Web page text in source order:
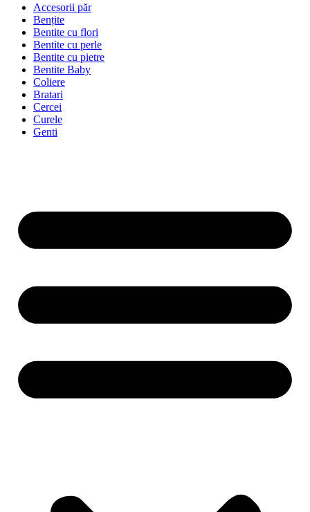
Accesorii păr
Bențite
Bentite cu flori
Bentite cu perle
Bentite cu pietre
Bentite Baby
Coliere
Bratari
Cercei
Curele
Genti